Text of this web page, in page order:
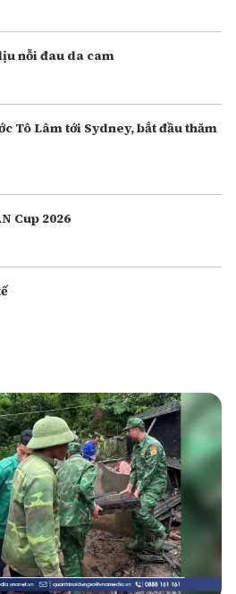
nỗi đau da cam
Tô Lâm tới Sydney, bắt đầu thăm
Cup 2026